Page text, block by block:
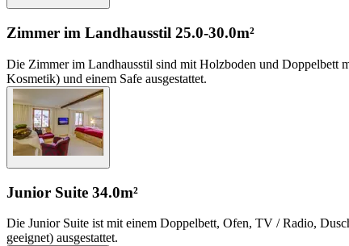
Zimmer im Landhausstil 25.0-30.0m²
Die Zimmer im Landhausstil sind mit Holzboden und Doppelbett
Kosmetik) und einem Safe ausgestattet.
Junior Suite 34.0m²
Die Junior Suite ist mit einem Doppelbett, Ofen, TV / Radio,
geeignet) ausgestattet.